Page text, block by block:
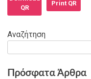
QR
Print QR
Αναζήτηση
Πρόσφατα Άρθρα